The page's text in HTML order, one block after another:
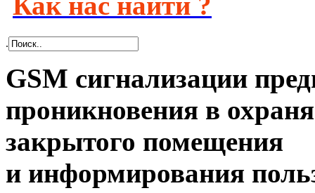
.
GSM сигнализации
проникновения в
закрытого помещения
и информирования